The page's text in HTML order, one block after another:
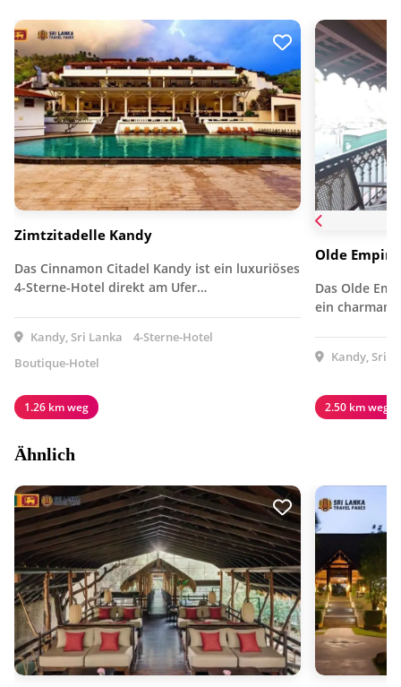
Zimtzitadelle Kandy
Das Cinnamon Citadel Kandy ist ein luxuriöses
4-Sterne-Hotel direkt am Ufer…
Kandy, Sri Lanka
4-Sterne-Hotel
Boutique-Hotel
1.26 km weg
Olde
Das Olde
ein
Kandy, Sri
2.50 km weg
Ähnlich